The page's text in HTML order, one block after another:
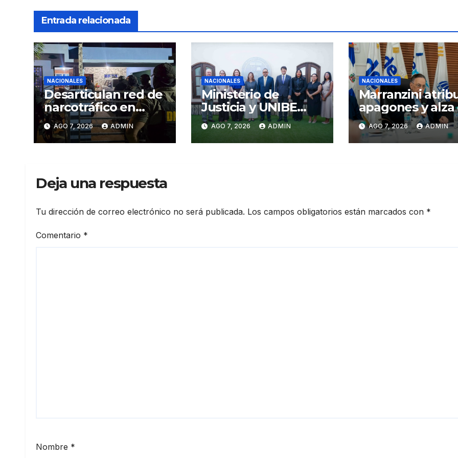
Entrada relacionada
NACIONALES
Desarticulan red de
narcotráfico en
Operación Lgtca
AGO 7, 2026 ADMIN
NACIONALES
Ministerio de
Justicia y UNIBE
fortalecen
cooperación en
Justicia y Derechos
AGO 7, 2026 ADMIN
NACIONALES
Marranzini
apagones y alza
facturas
al calor y
de
AGO 7, 2026 ADMIN
Deja una respuesta
Tu dirección de correo electrónico no será publicada. Los campos obligatorios están marcados con *
Comentario *
Nombre *